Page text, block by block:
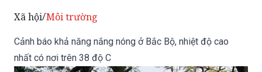
Xã hội/Môi trường
Cảnh báo khả năng nắng nóng ở Bắc Bộ, nhiệt độ cao
nhất có nơi trên 38 độ C